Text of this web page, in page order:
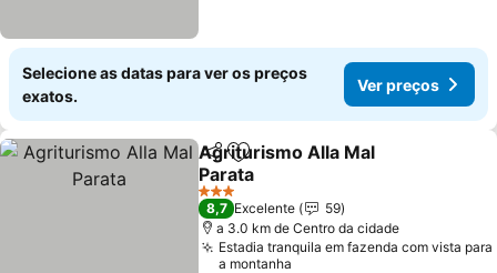
Selecione as datas para ver os preços
exatos.
Ver preços
PartilharAdicionar aos favoritos
Agriturismo Alla Mal
Parata
3 Estrelas
8,7 Excelente
59
a 3.0 km de Centro da cidade
Estadia tranquila em fazenda com vista para
a montanha